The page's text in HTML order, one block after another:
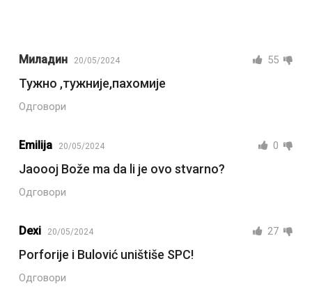
Миладин 20/05/2024 55
Тужно ,тужније,пахомије
Одговори
Emilija 20/05/2024 0
Jaoooj Bože ma da li je ovo stvarno?
Одговори
Dexi 20/05/2024 27
Porforije i Bulović uništiše SPC!
Одговори